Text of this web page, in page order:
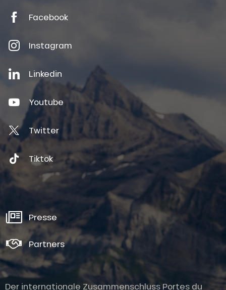
Facebook
Instagram
Linkedin
Youtube
Twitter
Tiktok
Presse
Partners
Der internationale Zusammenschluss Portes du